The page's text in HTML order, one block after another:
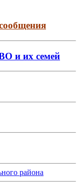
и их семей
района